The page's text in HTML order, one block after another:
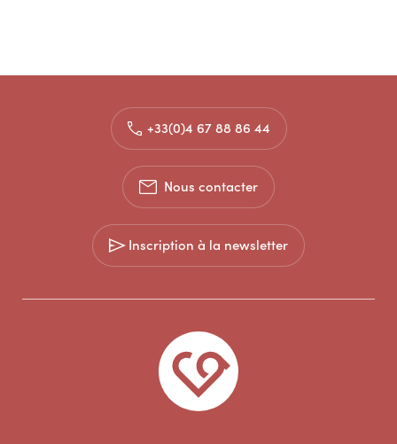
+33(0)4 67 88 86 44
Nous contacter
Inscription à la newsletter